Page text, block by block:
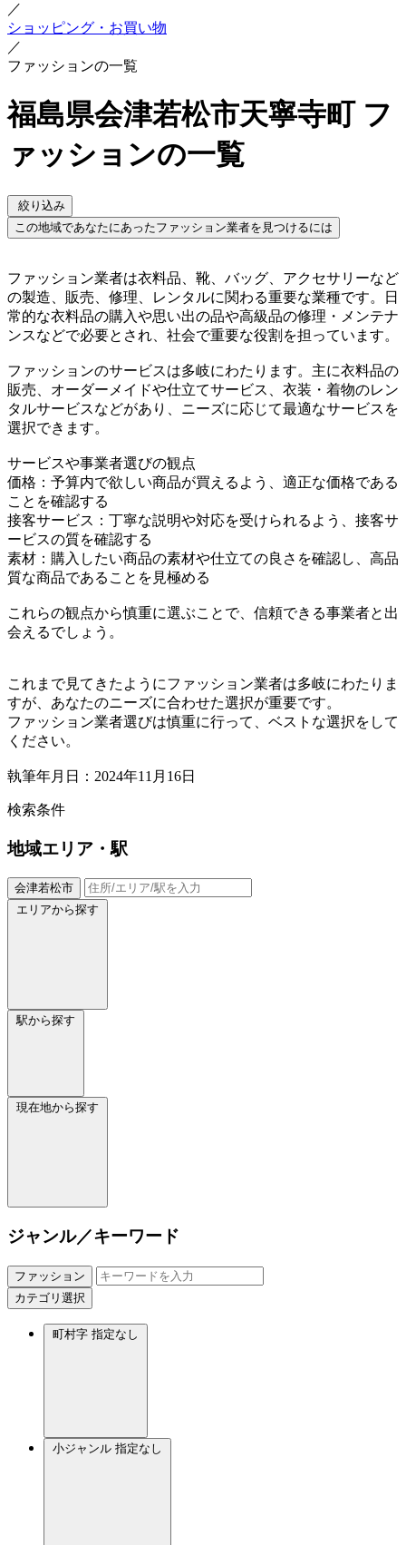
／
ショッピング・お買い物
／
ファッションの一覧
福島県会津若松市天寧寺町 フ
ァッションの一覧
絞り込み
この地域であなたにあったファッション業者を見つけるには
ファッション業者は衣料品、靴、バッグ、アクセサリーなど
の製造、販売、修理、レンタルに関わる重要な業種です。日
常的な衣料品の購入や思い出の品や高級品の修理・メンテナ
ンスなどで必要とされ、社会で重要な役割を担っています。
ファッションのサービスは多岐にわたります。主に衣料品の
販売、オーダーメイドや仕立てサービス、衣装・着物のレン
タルサービスなどがあり、ニーズに応じて最適なサービスを
選択できます。
サービスや事業者選びの観点
価格：予算内で欲しい商品が買えるよう、適正な価格である
ことを確認する
接客サービス：丁寧な説明や対応を受けられるよう、接客サ
ービスの質を確認する
素材：購入したい商品の素材や仕立ての良さを確認し、高品
質な商品であることを見極める
これらの観点から慎重に選ぶことで、信頼できる事業者と出
会えるでしょう。
これまで見てきたようにファッション業者は多岐にわたりま
すが、あなたのニーズに合わせた選択が重要です。
ファッション業者選びは慎重に行って、ベストな選択をして
ください。
執筆年月日：2024年11月16日
検索条件
地域エリア・駅
会津若松市
エリアから探す
駅から探す
現在地から探す
ジャンル／キーワード
ファッション
カテゴリ選択
町村字 指定なし
小ジャンル 指定なし